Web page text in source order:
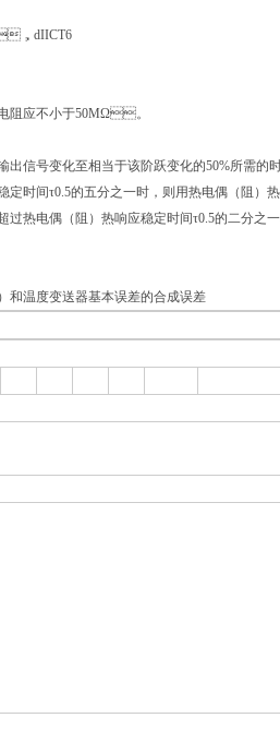
，dIICT6
阻应不小于50MΩ。
出信号变化至相当于该阶跃变化的50%所需的
间τ0.5的五分之一时，则用热电偶（阻）热响
热电偶（阻）热响应稳定时间τ0.5的二分之一
和温度变送器基本误差的合成误差